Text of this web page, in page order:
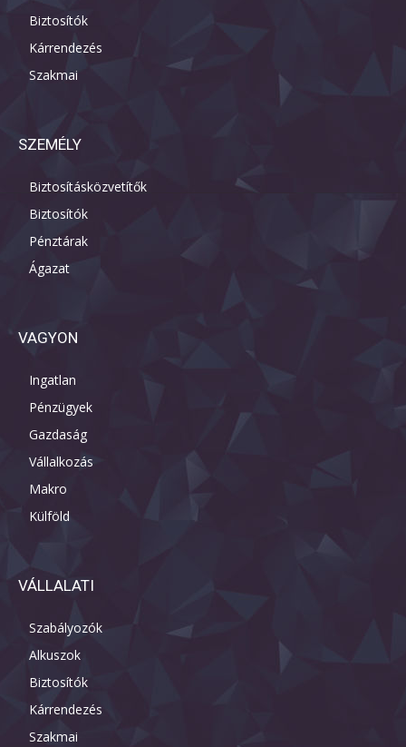
Biztosítók
Kárrendezés
Szakmai
SZEMÉLY
Biztosításközvetítők
Biztosítók
Pénztárak
Ágazat
VAGYON
Ingatlan
Pénzügyek
Gazdaság
Vállalkozás
Makro
Külföld
VÁLLALATI
Szabályozók
Alkuszok
Biztosítók
Kárrendezés
Szakmai